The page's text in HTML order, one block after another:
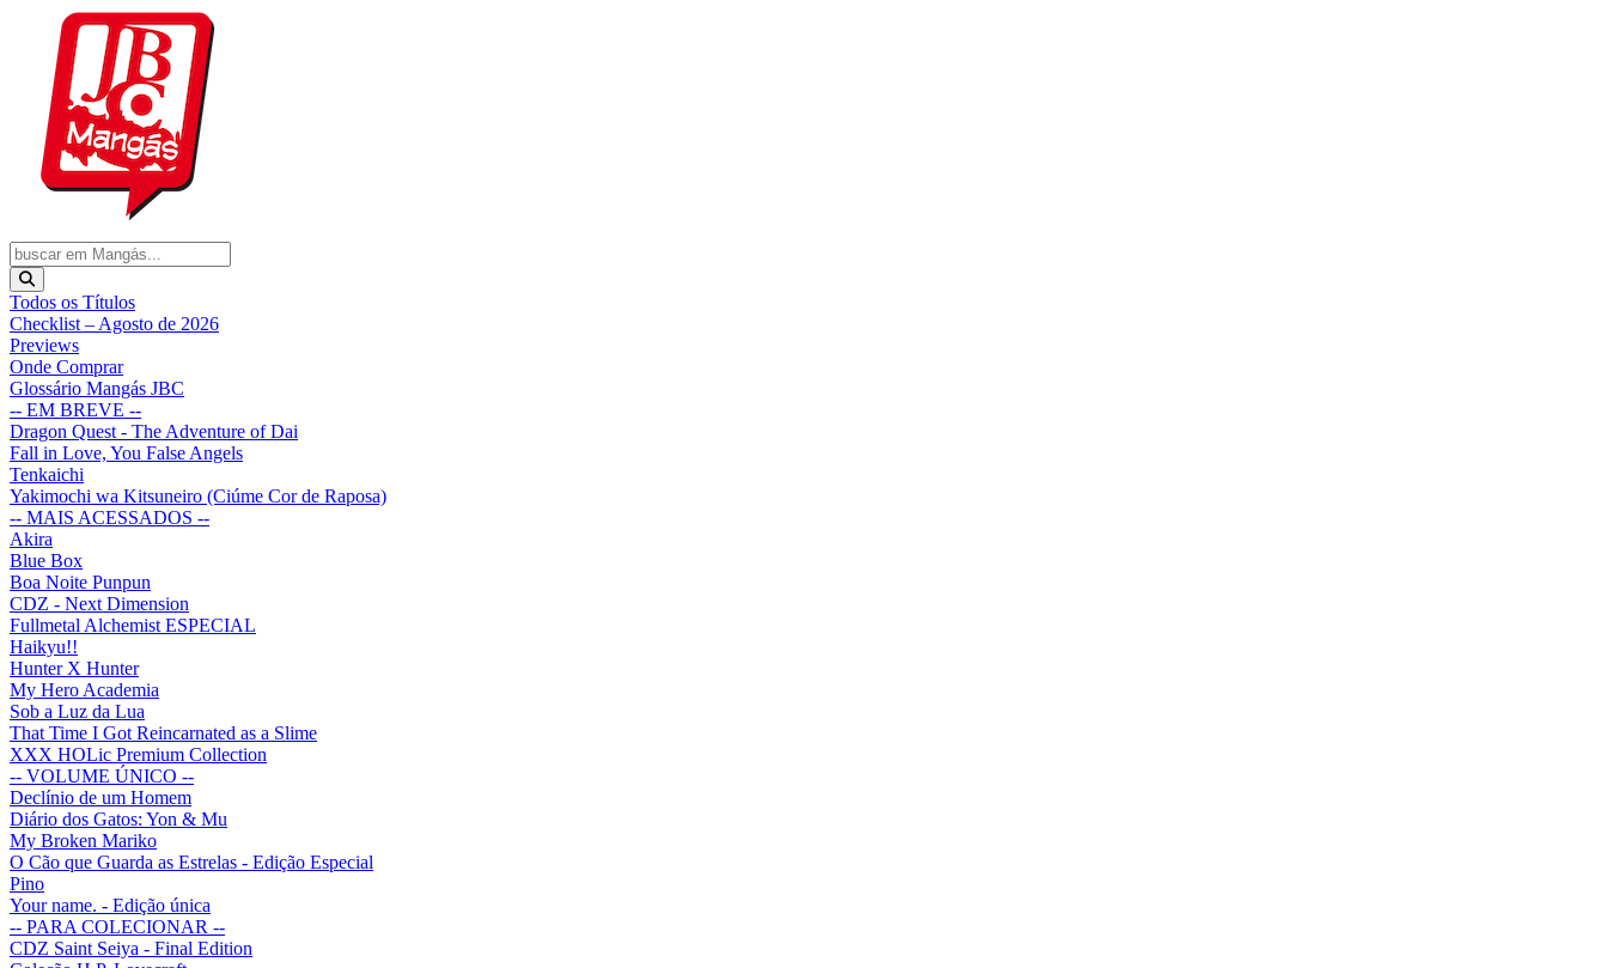
Todos os Títulos
Checklist – Agosto de 2026
Previews
Onde Comprar
Glossário Mangás JBC
-- EM BREVE --
Dragon Quest - The Adventure of Dai
Fall in Love, You False Angels
Tenkaichi
Yakimochi wa Kitsuneiro (Ciúme Cor de Raposa)
-- MAIS ACESSADOS --
Akira
Blue Box
Boa Noite Punpun
CDZ - Next Dimension
Fullmetal Alchemist ESPECIAL
Haikyu!!
Hunter X Hunter
My Hero Academia
Sob a Luz da Lua
That Time I Got Reincarnated as a Slime
XXX HOLic Premium Collection
-- VOLUME ÚNICO --
Declínio de um Homem
Diário dos Gatos: Yon & Mu
My Broken Mariko
O Cão que Guarda as Estrelas - Edição Especial
Pino
Your name. - Edição única
-- PARA COLECIONAR --
CDZ Saint Seiya - Final Edition